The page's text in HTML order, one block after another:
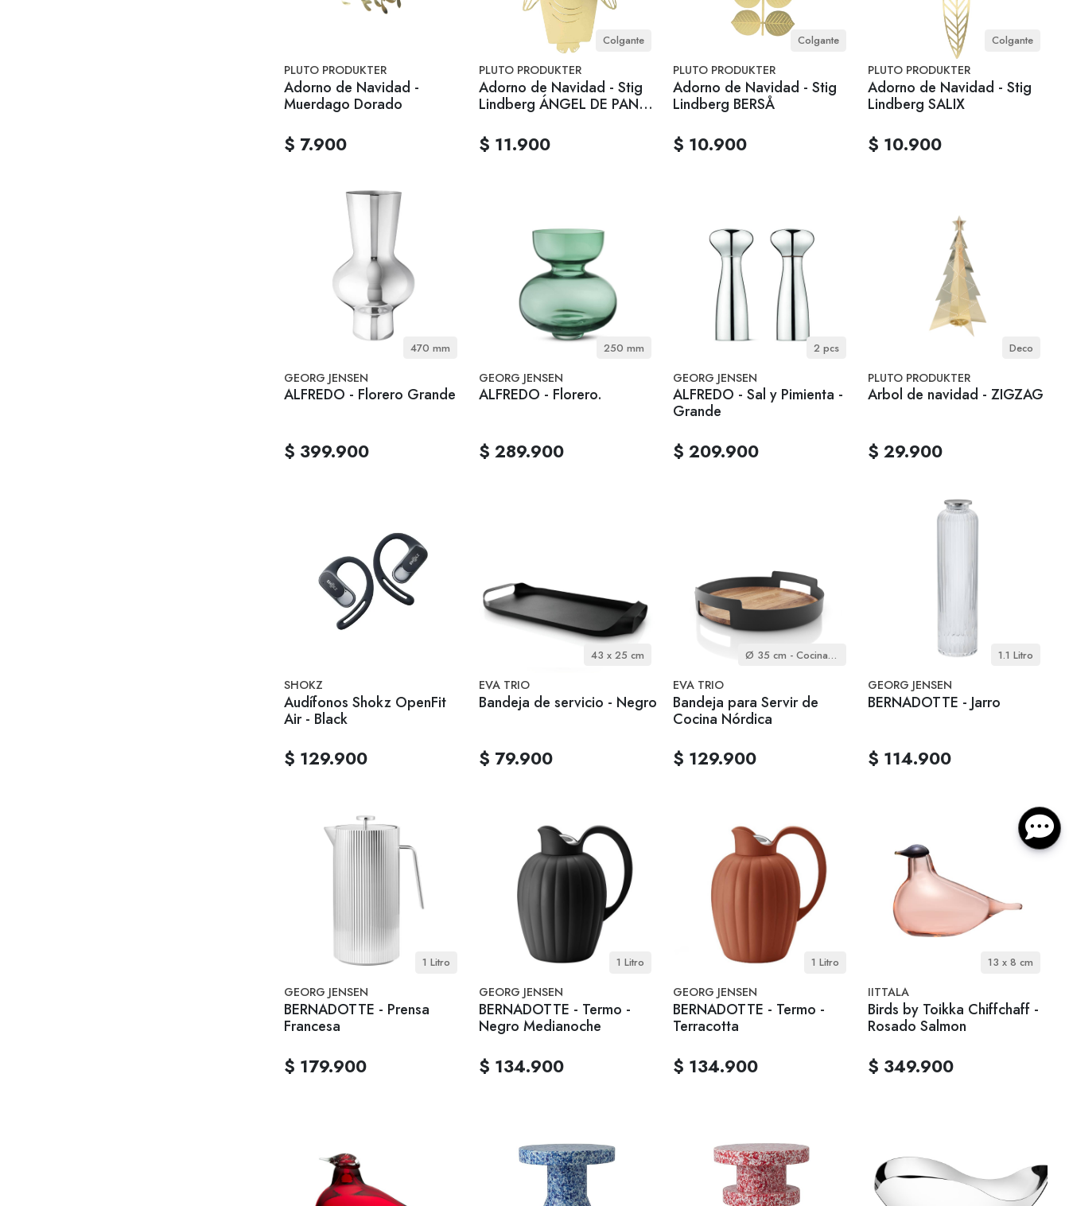
PLUTO PRODUKTER
Adorno de Navidad -
Muerdago Dorado
$ 7.900
Colgante
PLUTO PRODUKTER
Adorno de Navidad - Stig
Lindberg ÁNGEL DE PAN
$ 11.900
Colgante
PLUTO PRODUKTER
Adorno de Navidad - Stig
Lindberg BERSÅ
$ 10.900
Colgante
PLUTO PRODUKTER
Adorno de Navidad - Stig
Lindberg SALIX
$ 10.900
470 mm
GEORG JENSEN
ALFREDO - Florero Grande
$ 399.900
250 mm
GEORG JENSEN
ALFREDO - Florero.
$ 289.900
2 pcs
GEORG JENSEN
ALFREDO - Sal y Pimienta -
Grande
$ 209.900
Deco
PLUTO PRODUKTER
Arbol de navidad - ZIGZAG
$ 29.900
SHOKZ
Audífonos Shokz OpenFit
Air - Black
$ 129.900
43 x 25 cm
EVA TRIO
Bandeja de servicio - Negro
$ 79.900
Ø 35 cm - Cocina Nórdica
EVA TRIO
Bandeja para Servir de
Cocina Nórdica
$ 129.900
1.1 Litro
GEORG JENSEN
BERNADOTTE - Jarro
$ 114.900
1 Litro
GEORG JENSEN
BERNADOTTE - Prensa
Francesa
$ 179.900
1 Litro
GEORG JENSEN
BERNADOTTE - Termo -
Negro Medianoche
$ 134.900
1 Litro
GEORG JENSEN
BERNADOTTE - Termo -
Terracotta
$ 134.900
13 x 8 cm
IITTALA
Birds by Toikka Chiffchaff -
Rosado Salmon
$ 349.900